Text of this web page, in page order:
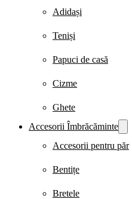
Adidași
Teniși
Papuci de casă
Cizme
Ghete
Accesorii Îmbrăcăminte
Accesorii pentru păr
Bentițe
Bretele